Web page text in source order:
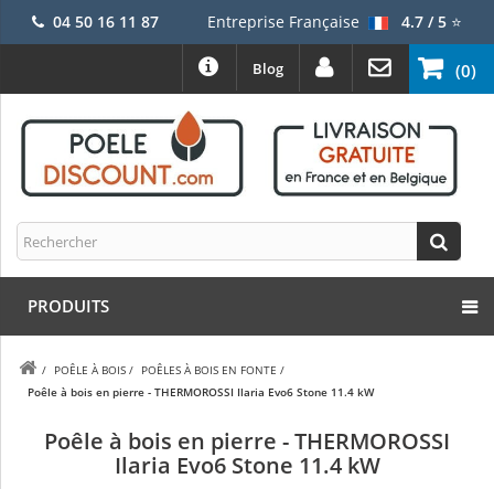
04 50 16 11 87 Entreprise Française 4.7 / 5⭐
(0)
Blog
PRODUITS
/ POÊLE À BOIS / POÊLES À BOIS EN FONTE /
Poêle à bois en pierre - THERMOROSSI Ilaria Evo6 Stone 11.4 kW
Poêle à bois en pierre - THERMOROSSI
Ilaria Evo6 Stone 11.4 kW